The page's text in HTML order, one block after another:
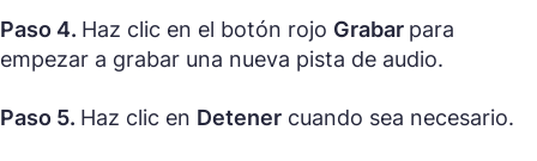
Paso 4. Haz clic en el botón rojo Grabar para
empezar a grabar una nueva pista de audio.
Paso 5. Haz clic en Detener cuando sea necesario.